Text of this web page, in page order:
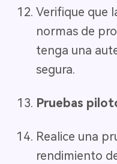
Verifique que
normas de
tenga una
segura.
Pruebas
Realice una
rendimiento